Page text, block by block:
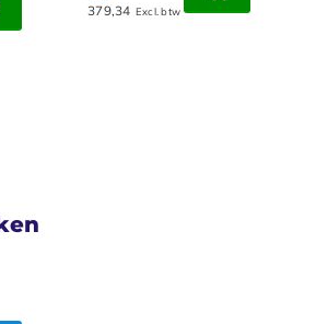
379,34 Excl. btw